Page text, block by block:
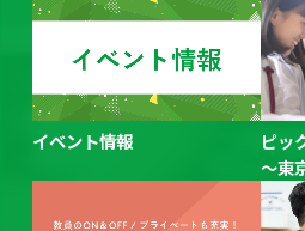
令和10年度以降採用の方向けのマ
2026/06/02
「令和８年度東京都公立学校教員
用）の応募状況」について公開し
これから就職活動を迎える大学２
オンラインセミナーを開催します
イベント情報
ピッ
～東